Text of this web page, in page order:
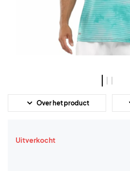
Over het product
Uitverkocht